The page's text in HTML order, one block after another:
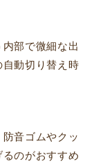
部で微細な出
動切り替え時
音ゴムやクッ
のがおすすめ